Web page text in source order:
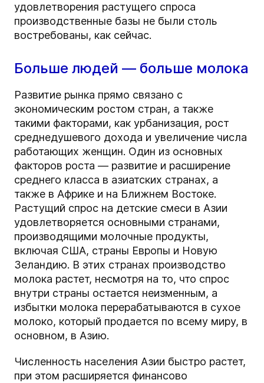
удовлетворения растущего спроса
производственные базы не были столь
востребованы, как сейчас.
Больше людей — больше молока
Развитие рынка прямо связано с
экономическим ростом стран, а также
такими факторами, как урбанизация, рост
среднедушевого дохода и увеличение числа
работающих женщин. Один из основных
факторов роста — развитие и расширение
среднего класса в азиатских странах, а
также в Африке и на Ближнем Востоке.
Растущий спрос на детские смеси в Азии
удовлетворяется основными странами,
производящими молочные продукты,
включая США, страны Европы и Новую
Зеландию. В этих странах производство
молока растет, несмотря на то, что спрос
внутри страны остается неизменным, а
избытки молока перерабатываются в сухое
молоко, который продается по всему миру, в
основном, в Азию.
Численность населения Азии быстро растет,
при этом расширяется финансово